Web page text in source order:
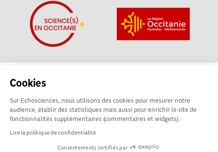
Cookies
Sur Echosciences, nous utilisons des cookies pour mesurer notre
audience, établir des statistiques mais aussi pour enrichir le site de
fonctionnalités supplémentaires (commentaires et widgets).
Lire la politique de confidentialité
Consentements certifiés par
La plateforme Science(s)
en Occitanie est le média
social des amateurs de sciences et de technologies du
territoire. Elle est propulsée par Instant Science, avec la
participation et le soutien de nombreux acteurs locaux. Ce
projet est cofinancé par les Investissements d'avenir, la
Région Occitanie et l’Union européenne via les fonds